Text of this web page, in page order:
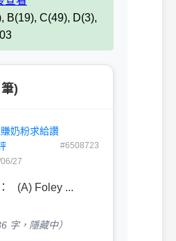
B(19), C(49), D(3),
)
奶粉求給讚
27
#6508723
(A) Foley ...
字，隱藏中）